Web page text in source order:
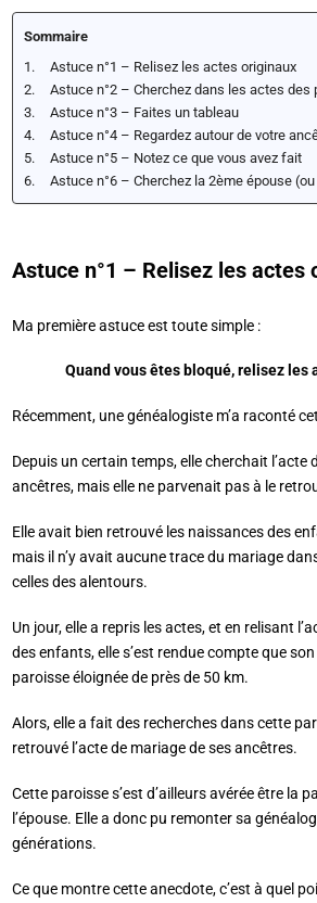
Sommaire
Astuce n°1 – Relisez les actes originaux
Astuce n°2 – Cherchez dans les actes des
Astuce n°3 – Faites un tableau
Astuce n°4 – Regardez autour de votre
Astuce n°5 – Notez ce que vous avez fait
Astuce n°6 – Cherchez la 2ème épouse
Astuce n°1 – Relisez les actes
Ma première astuce est toute simple :
Quand vous êtes bloqué, relisez les
Récemment, une généalogiste m’a raconté
Depuis un certain temps, elle cherchait l’acte
ancêtres, mais elle ne parvenait pas à le
Elle avait bien retrouvé les naissances des
mais il n’y avait aucune trace du mariage
celles des alentours.
Un jour, elle a repris les actes, et en relisant
des enfants, elle s’est rendue compte que
paroisse éloignée de près de 50 km.
Alors, elle a fait des recherches dans cette
retrouvé l’acte de mariage de ses ancêtres.
Cette paroisse s’est d’ailleurs avérée être la
l’épouse. Elle a donc pu remonter sa
générations.
Ce que montre cette anecdote, c’est à quel